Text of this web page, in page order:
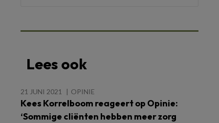
Lees ook
21 JUNI 2021 OPINIE
Kees Korrelboom reageert op Opinie:
‘Sommige cliënten hebben meer zorg